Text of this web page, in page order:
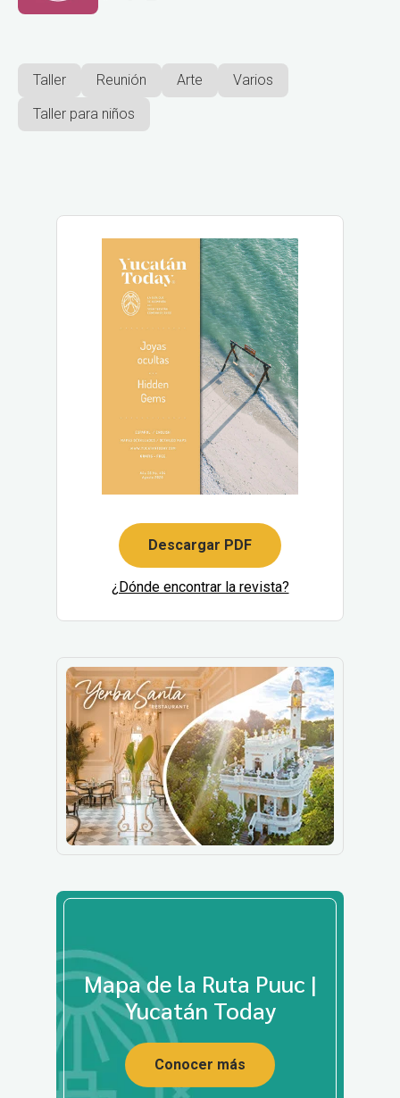
Taller Reunión Arte
Varios
Taller para niños
Descargar PDF
¿Dónde encontrar la revista?
Mapa de la Ruta Puuc |
Yucatán Today
Conocer más